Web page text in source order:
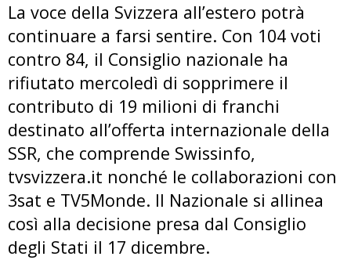
La voce della Svizzera all’estero potrà
continuare a farsi sentire. Con 104 voti
contro 84, il Consiglio nazionale ha
rifiutato mercoledì di sopprimere il
contributo di 19 milioni di franchi
destinato all’offerta internazionale della
SSR, che comprende Swissinfo,
tvsvizzera.it nonché le collaborazioni con
3sat e TV5Monde. Il Nazionale si allinea
così alla decisione presa dal Consiglio
degli Stati il 17 dicembre.